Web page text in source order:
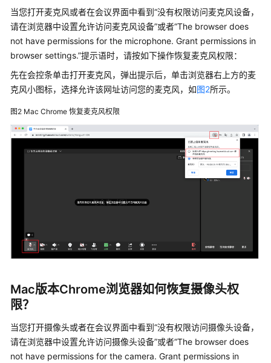
理
员
指
南
视
频
议
用
户
指
讨
会
用
指
南
智
能
会
当您打开麦克风或者在会议界面中看到“没有权限访问麦克风设备，
请在浏览器中设置允许访问麦克风设备”或者“The browser does
not have permissions for the microphone. Grant permissions in
browser settings.”提示语时，请按如下操作恢复麦克风权限：
先在会控条单击打开麦克风，弹出提示后，单击浏览器右上方的麦
克风小图标，选择允许该网址访问您的麦克风，如图2所示。
图2 Mac Chrome 恢复麦克风权限
Mac版本Chrome浏览器如何恢复摄像头权
限？
当您打开摄像头或者在会议界面中看到“没有权限访问摄像头设备，
请在浏览器中设置允许访问摄像头设备”或者“The browser does
not have permissions for the camera. Grant permissions in